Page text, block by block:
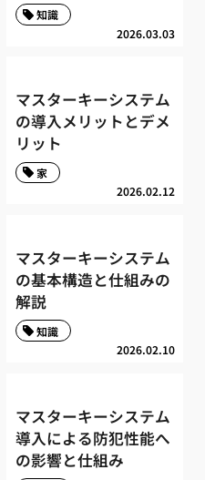
2026.03.03
知識
マスターキーシステム
の導入メリットとデメ
リット
2026.02.12
家
マスターキーシステム
の基本構造と仕組みの
解説
2026.02.10
知識
マスターキーシステム
導入による防犯性能へ
の影響と仕組み